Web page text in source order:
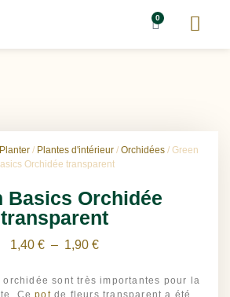
0
Planter/ Plantes d'intérieur/ Orchidées/ Green
Orchidée transparent
Basics Orchidée
transparent
1,40 € – 1,90 €
orchidée sont très importantes pour la